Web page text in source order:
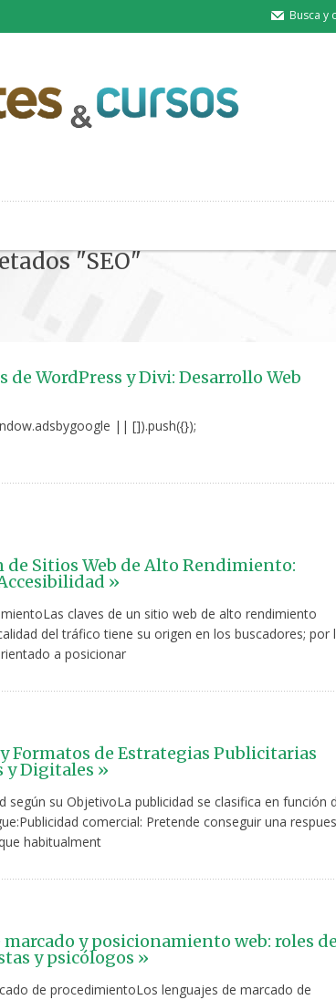
Busca y
"SEO"
de WordPress y Divi: Desarrollo Web
|| []).push({});
Sitios Web de Alto Rendimiento:
»
claves de un sitio web de alto rendimiento
del tráfico tiene su origen en los buscadores; por
a posicionar
Formatos de Estrategias Publicitarias
y Digitales »
según su ObjetivoLa publicidad se clasifica en función
comercial: Pretende conseguir una
habitualment
y posicionamiento web: roles de
y psicólogos »
de procedimientoLos lenguajes de marcado de